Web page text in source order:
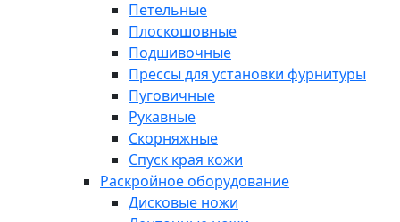
Петельные
Плоскошовные
Подшивочные
Прессы для установки фурнитуры
Пуговичные
Рукавные
Скорняжные
Спуск края кожи
Раскройное оборудование
Дисковые ножи